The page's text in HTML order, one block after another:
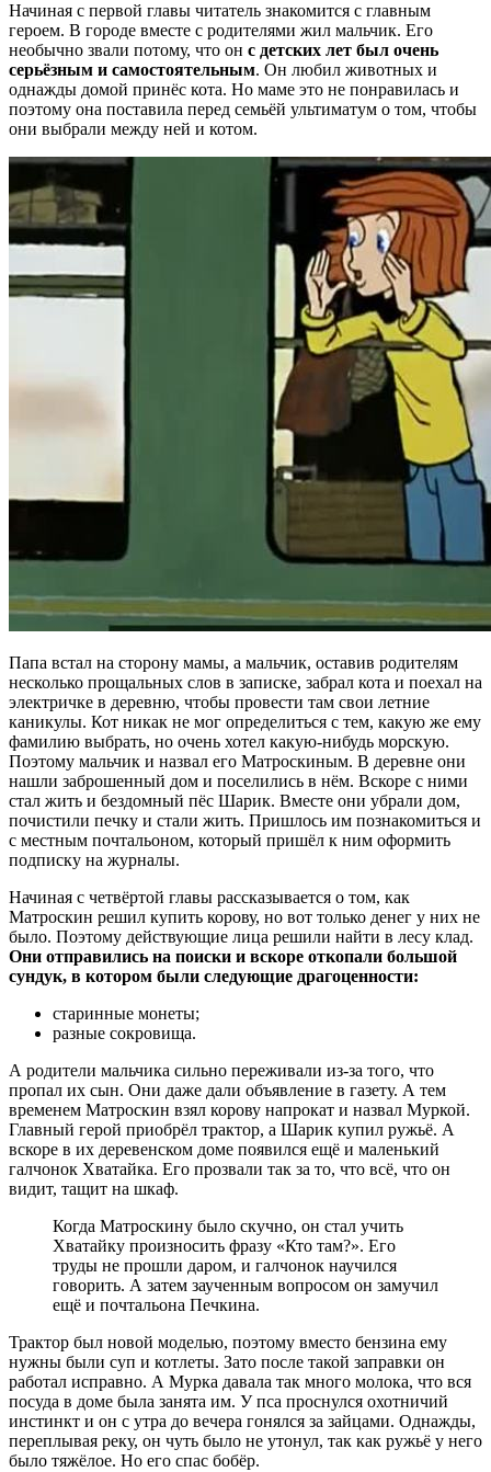
Начиная с первой главы читатель знакомится с главным
героем. В городе вместе с родителями жил мальчик. Его
необычно звали потому, что он с детских лет был очень
серьёзным и самостоятельным. Он любил животных и
однажды домой принёс кота. Но маме это не понравилась и
поэтому она поставила перед семьёй ультиматум о том, чтобы
они выбрали между ней и котом.
Папа встал на сторону мамы, а мальчик, оставив родителям
несколько прощальных слов в записке, забрал кота и поехал на
электричке в деревню, чтобы провести там свои летние
каникулы. Кот никак не мог определиться с тем, какую же ему
фамилию выбрать, но очень хотел какую-нибудь морскую.
Поэтому мальчик и назвал его Матроскиным. В деревне они
нашли заброшенный дом и поселились в нём. Вскоре с ними
стал жить и бездомный пёс Шарик. Вместе они убрали дом,
почистили печку и стали жить. Пришлось им познакомиться и
с местным почтальоном, который пришёл к ним оформить
подписку на журналы.
Начиная с четвёртой главы рассказывается о том, как
Матроскин решил купить корову, но вот только денег у них не
было. Поэтому действующие лица решили найти в лесу клад.
Они отправились на поиски и вскоре откопали большой
сундук, в котором были следующие драгоценности:
старинные монеты;
разные сокровища.
А родители мальчика сильно переживали из-за того, что
пропал их сын. Они даже дали объявление в газету. А тем
временем Матроскин взял корову напрокат и назвал Муркой.
Главный герой приобрёл трактор, а Шарик купил ружьё. А
вскоре в их деревенском доме появился ещё и маленький
галчонок Хватайка. Его прозвали так за то, что всё, что он
видит, тащит на шкаф.
Когда Матроскину было скучно, он стал учить
Хватайку произносить фразу «Кто там?». Его
труды не прошли даром, и галчонок научился
говорить. А затем заученным вопросом он замучил
ещё и почтальона Печкина.
Трактор был новой моделью, поэтому вместо бензина ему
нужны были суп и котлеты. Зато после такой заправки он
работал исправно. А Мурка давала так много молока, что вся
посуда в доме была занята им. У пса проснулся охотничий
инстинкт и он с утра до вечера гонялся за зайцами. Однажды,
переплывая реку, он чуть было не утонул, так как ружьё у него
было тяжёлое. Но его спас бобёр.